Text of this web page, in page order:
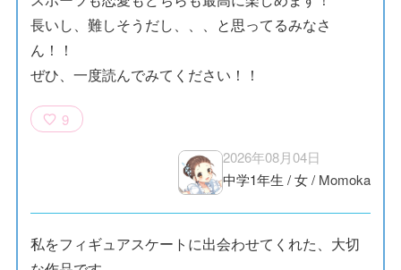
長いし、難しそうだし、、、と思ってるみなさ
ん！！
ぜひ、一度読んでみてください！！
9
2026年08月04日
中学1年生 /女/ Momoka
私をフィギュアスケートに出会わせてくれた、大切